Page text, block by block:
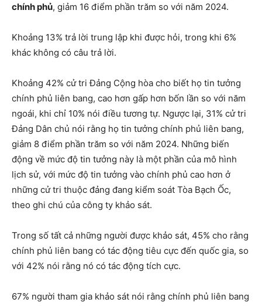
chính phủ, giảm 16 điểm phần trăm so với năm 2024.
Khoảng 13% trả lời trung lập khi được hỏi, trong khi 6%
khác không có câu trả lời.
Khoảng 42% cử tri Đảng Cộng hòa cho biết họ tin tưởng
chính phủ liên bang, cao hơn gấp hơn bốn lần so với năm
ngoái, khi chỉ 10% nói điều tương tự. Ngược lại, 31% cử tri
Đảng Dân chủ nói rằng họ tin tưởng chính phủ liên bang,
giảm 8 điểm phần trăm so với năm 2024. Những biến
động về mức độ tin tưởng này là một phần của mô hình
lịch sử, với mức độ tin tưởng vào chính phủ cao hơn ở
những cử tri thuộc đảng đang kiểm soát Tòa Bạch Ốc,
theo ghi chú của công ty khảo sát.
Trong số tất cả những người được khảo sát, 45% cho rằng
chính phủ liên bang có tác động tiêu cực đến quốc gia, so
với 42% nói rằng nó có tác động tích cực.
67% người tham gia khảo sát nói rằng chính phủ liên bang